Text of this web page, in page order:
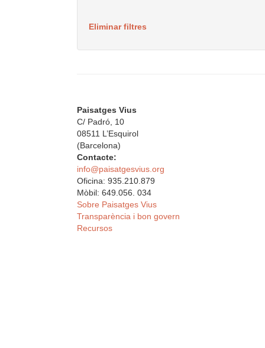
Eliminar filtres
Paisatges Vius
C/ Padró, 10
08511 L’Esquirol
(Barcelona)
Contacte:
info@paisatgesvius.org
Oficina: 935.210.879
Mòbil: 649.056. 034
Sobre Paisatges Vius
Transparència i bon govern
Recursos